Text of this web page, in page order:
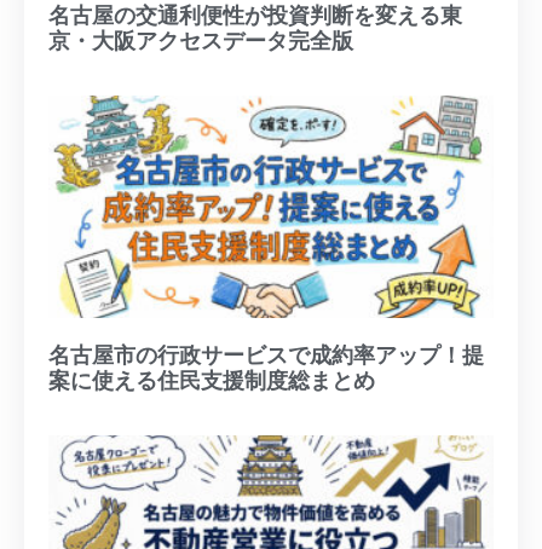
名古屋の交通利便性が投資判断を変える東
京・大阪アクセスデータ完全版
名古屋市の行政サービスで成約率アップ！提
案に使える住民支援制度総まとめ